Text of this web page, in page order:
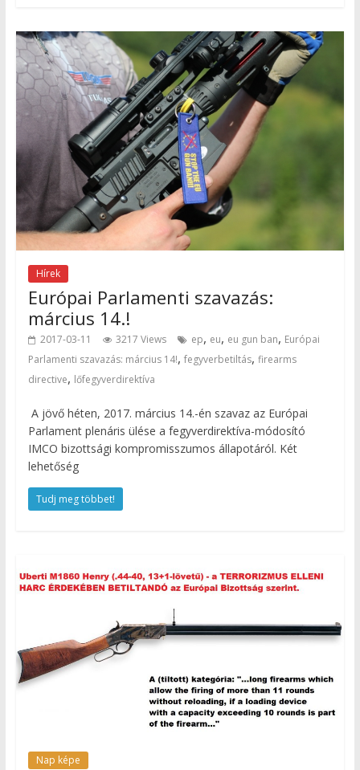
Hírek
Európai Parlamenti szavazás:
március 14.!
2017-03-11 3217 Views ep, eu, eu gun ban, Európai
Parlamenti szavazás: március 14!, fegyverbetiltás, firearms
directive, lőfegyverdirektíva
A jövő héten, 2017. március 14.-én szavaz az Európai
Parlament plenáris ülése a fegyverdirektíva-módosító
IMCO bizottsági kompromisszumos állapotáról. Két
lehetőség
Tudj meg többet!
Nap képe